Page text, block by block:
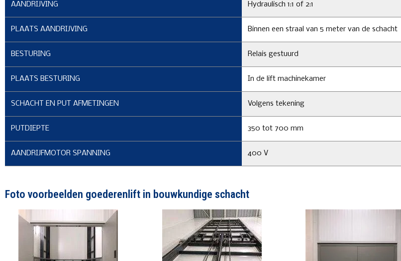
AANDRIJVING Hydraulisch 1:1 of 2:1
PLAATS AANDRIJVING Binnen een straal van 5 meter van de schacht
BESTURING Relais gestuurd
PLAATS BESTURING In de lift machinekamer
SCHACHT EN PUT AFMETINGEN Volgens tekening
PUTDIEPTE 350 tot 700 mm
AANDRIJFMOTOR SPANNING 400 V
Foto voorbeelden goederenlift in bouwkundige schacht